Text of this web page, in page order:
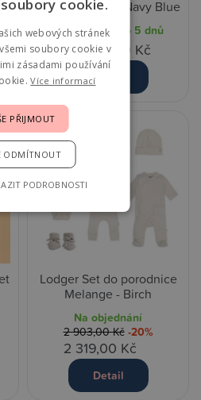
+ DÁREK - Dark Navy Blue
Expedujeme do 5 dnů
32 499,00 Kč
Detail
Lodger Set do porodnice
Melange - Birch
Na objednání
2 903,00 Kč -20%
2 319,00 Kč
Detail
cookie.
webových stránek
soubory cookie v
zásadami používání
Více informací
PŘIJMOUT
ODMÍTNOUT
PODROBNOSTI